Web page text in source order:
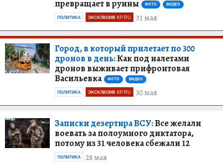
превращает в руины ФОТО ВИДЕО
31 мая
ПОЛИТИКА ЭКСКЛЮЗИВ KP.RU
Город, в который прилетает по 300
дронов в день:Как под налетами
дронов выживает прифронтовая
Васильевка
ФОТО ВИДЕО
30 мая
ПОЛИТИКА ЭКСКЛЮЗИВ KP.RU
Записки дезертира ВСУ:Все желали
воевать за полоумного диктатора,
потому из 31 человека сбежали 12
28 мая
ПОЛИТИКА